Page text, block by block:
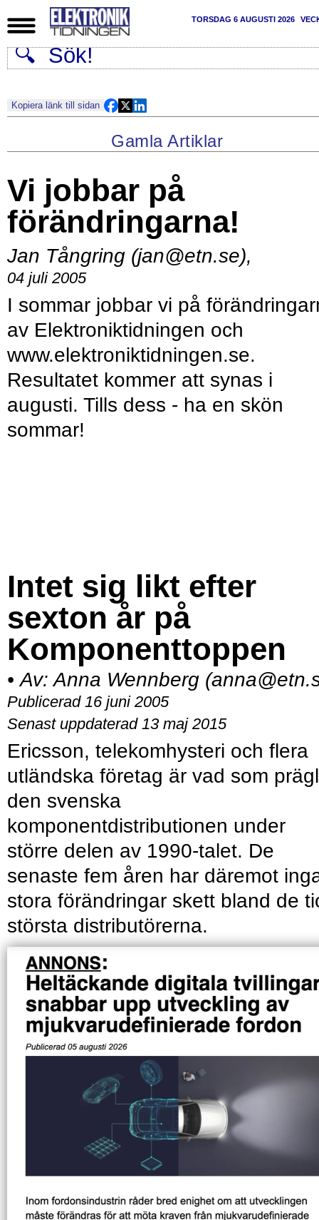
TORSDAG 6 AUGUSTI 2026
Kopiera länk till sidan
Gamla Artiklar
Vi jobbar på
förändringarna!
Jan Tångring (jan@etn.se),
04 juli 2005
I sommar jobbar vi på
av Elektroniktidningen och
www.elektroniktidningen.se.
Resultatet kommer att synas i
augusti. Tills dess - ha en skön
sommar!
Intet sig likt efter
sexton år på
Komponenttoppen
• Av:Anna Wennberg
Publicerad 16 juni 2005
Senast uppdaterad 13 maj 2015
Ericsson, telekomhysteri och flera
utländska företag är vad som
den svenska
komponentdistributionen under
större delen av 1990-talet. De
senaste fem åren har däremot
stora förändringar skett bland de
största distributörerna.